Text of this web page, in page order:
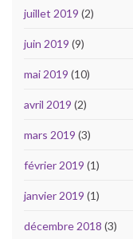
juillet 2019 (2)
juin 2019 (9)
mai 2019 (10)
avril 2019 (2)
mars 2019 (3)
février 2019 (1)
janvier 2019 (1)
décembre 2018 (3)